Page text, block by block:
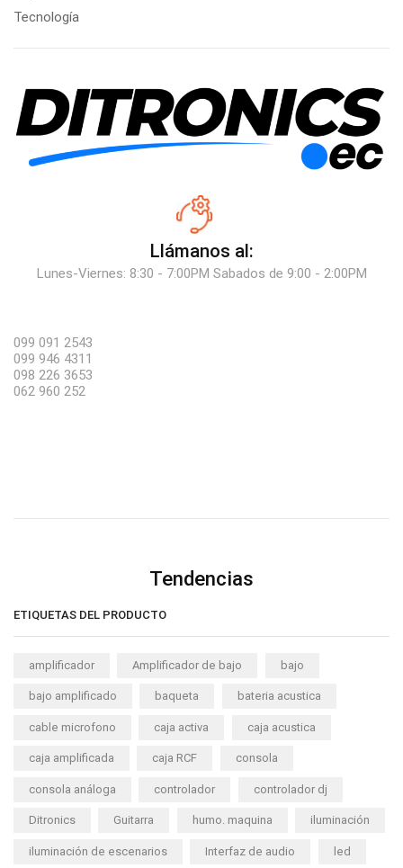
Tecnología
Llámanos al:
Lunes-Viernes: 8:30 - 7:00PM Sabados de 9:00 - 2:00PM
099 091 2543
099 946 4311
098 226 3653
062 960 252
Tendencias
ETIQUETAS DEL PRODUCTO
amplificador Amplificador de bajo bajo
bajo amplificado baqueta bateria acustica
cable microfono caja activa caja acustica
caja amplificada caja RCF consola
consola análoga controlador controlador dj
Ditronics Guitarra humo. maquina iluminación
iluminación de escenarios Interfaz de audio led